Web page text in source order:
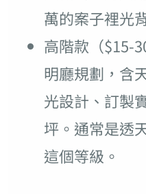
萬的案子裡光
高階款（$15-
明廳規劃，含
光設計、訂製
坪。通常是透
這個等級。